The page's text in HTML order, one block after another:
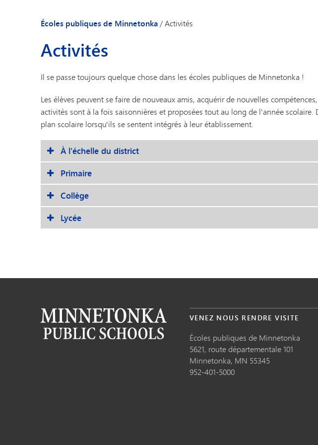
Écoles publiques de Minnetonka/Activités
Activités
Il se passe toujours quelque chose dans les écoles publiques de Minnetonka !
Les élèves peuvent se faire de nouveaux amis, acquérir de nouvelles
activités sont à la fois saisonnières et proposées tout au long de l'année
plan scolaire lorsqu'ils se sentent intégrés à leur établissement.
À l'échelle du district
Primaire
Collège
Lycée
VENEZ NOUS RENDRE VISITE
Écoles publiques de Minnetonka
5621, route départementale 101
Minnetonka, MN 55345
952-401-5000